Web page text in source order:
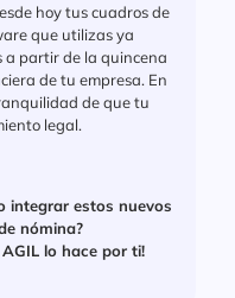
hoy tus cuadros de
que utilizas ya
a partir de la quincena
de tu empresa. En
de que tu
legal.
integrar estos nuevos
nómina?
lo hace por ti!